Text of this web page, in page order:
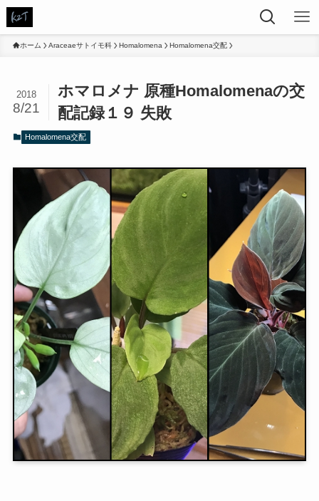
ホーム Araceaeサトイモ科 Homalomena Homalomena交配
ホマロメナ 原種Homalomenaの交
配記録１９ 失敗
2018
8/21
Homalomena交配